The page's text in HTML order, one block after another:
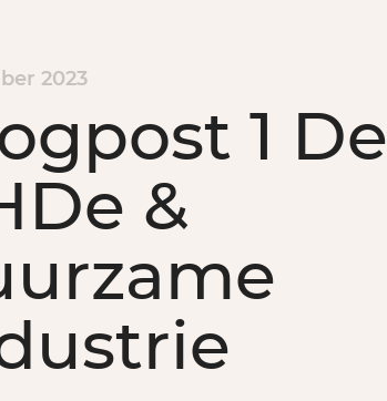
2023
1 De
&